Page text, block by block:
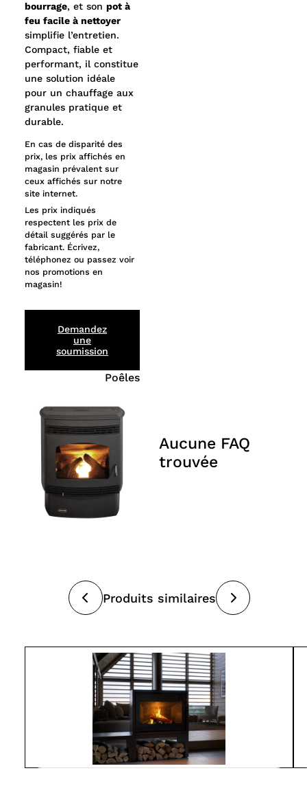
Poêles
bourrage, et sonpot à
feu facile à nettoyer
simplifie l’entretien.
Compact, fiable et
performant, il constitue
une solution idéale
pour un chauffage aux
granules pratique et
durable.
En cas de disparité des
prix, les prix affichés en
magasin prévalent sur
ceux affichés sur notre
site internet.
Les prix indiqués
respectent les prix de
détail suggérés par le
fabricant. Écrivez,
téléphonez ou passez voir
nos promotions en
magasin!
Demandez
une
soumission
Aucune FAQ
trouvée
Produits similaires